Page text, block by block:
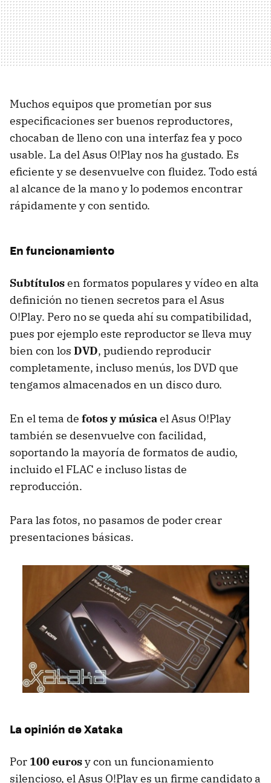
Muchos equipos que prometían por sus
especificaciones ser buenos reproductores,
chocaban de lleno con una interfaz fea y poco
usable. La del Asus O!Play nos ha gustado. Es
eficiente y se desenvuelve con fluidez. Todo está
al alcance de la mano y lo podemos encontrar
rápidamente y con sentido.
En funcionamiento
Subtítulosen formatos populares y vídeo en alta
definición no tienen secretos para el Asus
O!Play. Pero no se queda ahí su compatibilidad,
pues por ejemplo este reproductor se lleva muy
bien con los DVD, pudiendo reproducir
completamente, incluso menús, los DVD que
tengamos almacenados en un disco duro.
En el tema de fotos y músicael Asus O!Play
también se desenvuelve con facilidad,
soportando la mayoría de formatos de audio,
incluido el FLAC e incluso listas de
reproducción.
Para las fotos, no pasamos de poder crear
presentaciones básicas.
La opinión de Xataka
Por 100 eurosy con un funcionamiento
silencioso, el Asus O!Play es un firme candidato a